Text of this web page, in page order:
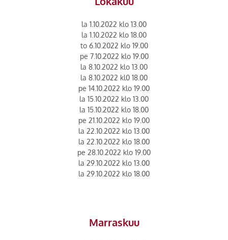
la 1.10.2022 klo 13.00
la 1.10.2022 klo 18.00
to 6.10.2022 klo 19.00
pe 7.10.2022 klo 19.00
la 8.10.2022 klo 13.00
la 8.10.2022 kl0 18.00
pe 14.10.2022 klo 19.00
la 15.10.2022 klo 13.00
la 15.10.2022 klo 18.00
pe 21.10.2022 klo 19.00
la 22.10.2022 klo 13.00
la 22.10.2022 klo 18.00
pe 28.10.2022 klo 19.00
la 29.10.2022 klo 13.00
la 29.10.2022 klo 18.00
Marraskuu